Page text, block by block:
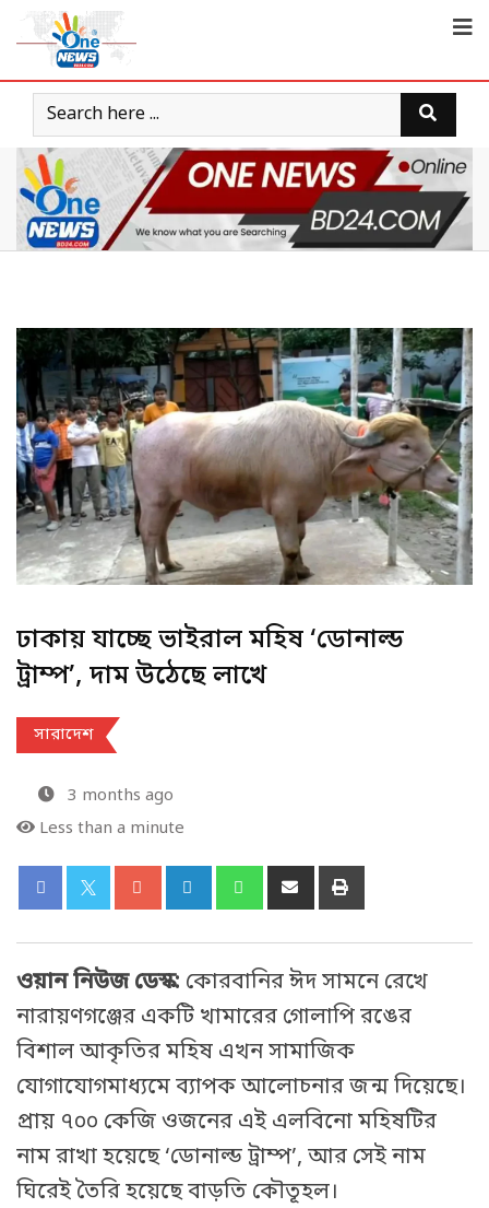
ঢাকায় যাচ্ছে ভাইরাল মহিষ ‘ডোনাল্ড
ট্রাম্প’, দাম উঠেছে লাখে
সারাদেশ
3 months ago
Less than a minute
ওয়ান নিউজ ডেস্ক: কোরবানির ঈদ সামনে রেখে
নারায়ণগঞ্জের একটি খামারের গোলাপি রঙের
বিশাল আকৃতির মহিষ এখন সামাজিক
যোগাযোগমাধ্যমে ব্যাপক আলোচনার জন্ম দিয়েছে।
প্রায় ৭০০ কেজি ওজনের এই এলবিনো মহিষটির
নাম রাখা হয়েছে ‘ডোনাল্ড ট্রাম্প’, আর সেই নাম
ঘিরেই তৈরি হয়েছে বাড়তি কৌতূহল।